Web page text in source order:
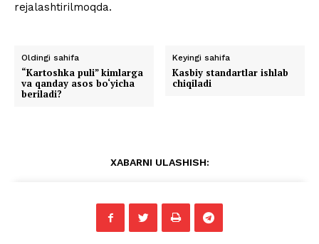
rejalashtirilmoqda.
Oldingi sahifa
“Kartoshka puli” kimlarga
va qanday asos bo‘yicha
beriladi?
Keyingi sahifa
Kasbiy standartlar ishlab
chiqiladi
XABARNI ULASHISH: